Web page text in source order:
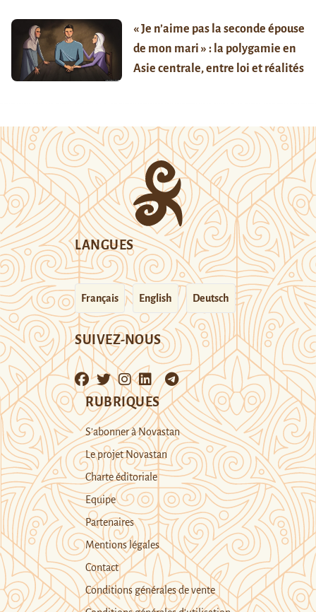
« Je n’aime pas la seconde épouse
de mon mari » : la polygamie en
Asie centrale, entre loi et réalités
LANGUES
Français English Deutsch
SUIVEZ-NOUS
RUBRIQUES
S’abonner à Novastan
Le projet Novastan
Charte éditoriale
Equipe
Partenaires
Mentions légales
Contact
Conditions générales de vente